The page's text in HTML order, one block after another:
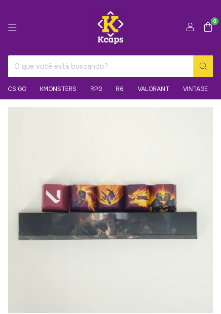
0
CS:GO KMONSTERS RPG R6 VALORANT VINTAGE